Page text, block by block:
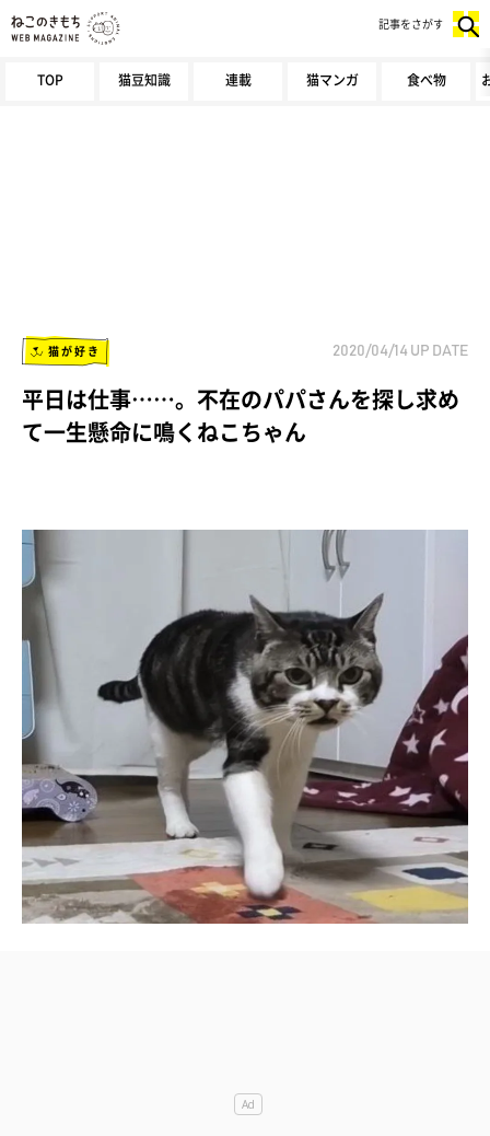
TOP 猫豆知識 連載 猫マンガ 食べ物
記事をさがす
猫が好き 2020/04/14 UP DATE
平日は仕事……。不在のパパさんを探し求め
て一生懸命に鳴くねこちゃん